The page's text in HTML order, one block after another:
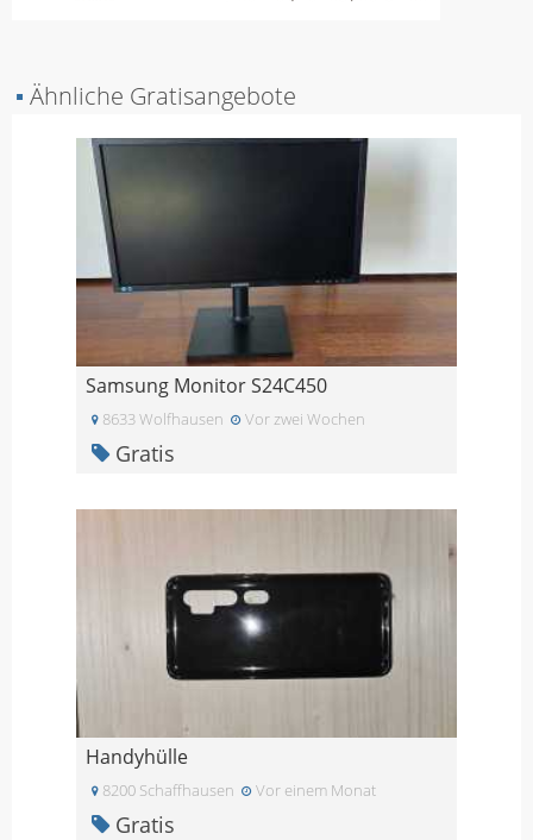
▪ Ähnliche Gratisangebote
Samsung Monitor S24C450
8633 Wolfhausen Vor zwei Wochen
Gratis
Handyhülle
8200 Schaffhausen Vor einem Monat
Gratis